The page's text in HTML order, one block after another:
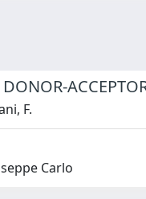
F.
Carlo